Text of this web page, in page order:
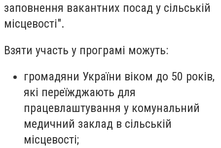
заповнення вакантних посад у сільській
місцевості".
Взяти участь у програмі можуть:
громадяни України віком до 50 років,
які переїжджають для
працевлаштування у комунальний
медичний заклад в сільській
місцевості;